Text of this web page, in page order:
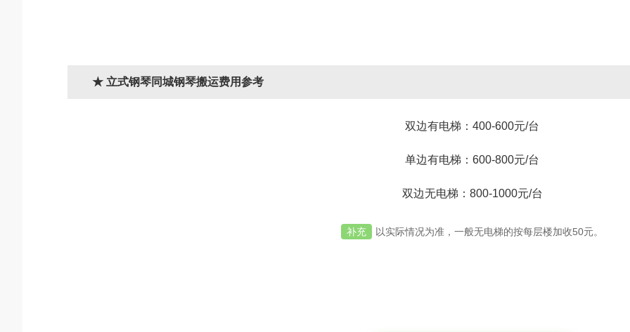
★ 立式钢琴同城钢琴搬运费用参考
双边有电梯：400-600元/台
单边有电梯：600-800元/台
双边无电梯：800-1000元/台
补充 以实际情况为准，一般无电梯的按每层楼加收50元。